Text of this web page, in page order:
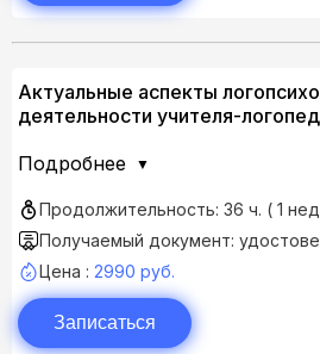
Актуальные аспекты
деятельности учителя-
Подробнее
Продолжительность: 36 ч. ( 1
Получаемый документ:
Цена : 2990 руб.
Записаться